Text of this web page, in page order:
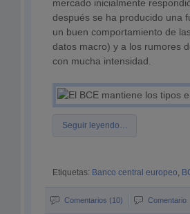
mercado inicialmente
después se ha producido una
un buen comportamiento de
datos macro) y a los rumores
con mucha intensidad.
Seguir leyendo…
Etiquetas: Banco central europeo,
Comentarios (10) Comentario